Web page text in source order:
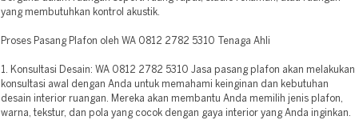
yang membutuhkan kontrol akustik.
Proses Pasang Plafon oleh WA 0812 2782 5310 Tenaga Ahli
1. Konsultasi Desain: WA 0812 2782 5310 Jasa pasang plafon akan melakukan
konsultasi awal dengan Anda untuk memahami keinginan dan kebutuhan
desain interior ruangan. Mereka akan membantu Anda memilih jenis plafon,
warna, tekstur, dan pola yang cocok dengan gaya interior yang Anda inginkan.